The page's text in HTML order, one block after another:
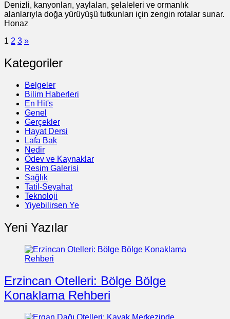
Denizli, kanyonları, yaylaları, şelaleleri ve ormanlık
alanlarıyla doğa yürüyüşü tutkunları için zengin rotalar sunar.
Honaz
1 2 3 »
Kategoriler
Belgeler
Bilim Haberleri
En Hit's
Genel
Gerçekler
Hayat Dersi
Lafa Bak
Nedir
Ödev ve Kaynaklar
Resim Galerisi
Sağlık
Tatil-Seyahat
Teknoloji
Yiyebilirsen Ye
Yeni Yazılar
Erzincan Otelleri: Bölge Bölge
Konaklama Rehberi